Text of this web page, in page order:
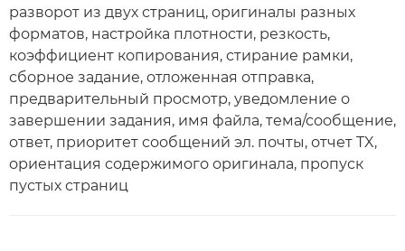
разворот из двух страниц, оригиналы разных
форматов, настройка плотности, резкость,
коэффициент копирования, стирание рамки,
сборное задание, отложенная отправка,
предварительный просмотр, уведомление о
завершении задания, имя файла, тема/сообщение,
ответ, приоритет сообщений эл. почты, отчет TX,
ориентация содержимого оригинала, пропуск
пустых страниц